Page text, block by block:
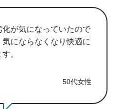
が気になっていたので
にならなくなり快適に
。
50代女性